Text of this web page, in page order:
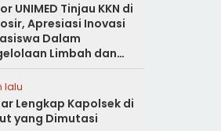
UNIMED Tinjau KKN di
Apresiasi Inovasi
Dalam
Limbah dan
Ramah Lingkungan
lalu
Lengkap Kapolsek di
yang Dimutasi